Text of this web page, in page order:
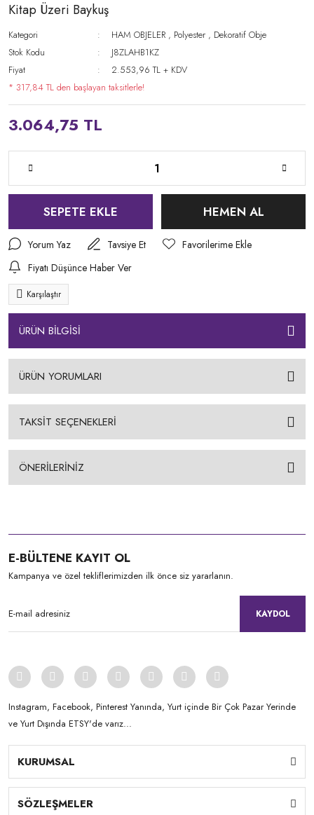
Kitap Üzeri Baykuş
Kategori HAM OBJELER , Polyester , Dekoratif Obje
Stok Kodu
J8ZLAHB1KZ
Fiyat
2.553,96 TL + KDV
* 317,84 TL den başlayan taksitlerle!
3.064,75 TL
SEPETE EKLE HEMEN AL
Yorum Yaz
Tavsiye Et
Fiyatı Düşünce Haber Ver
Karşılaştır
ÜRÜN BİLGİSİ
ÜRÜN YORUMLARI
TAKSİT SEÇENEKLERİ
ÖNERİLERİNİZ
E-BÜLTENE KAYIT OL
Kampanya ve özel tekliflerimizden ilk önce siz yararlanın.
KAYDOL
Instagram, Facebook, Pinterest Yanında, Yurt içinde Bir Çok Pazar Yerinde
ve Yurt Dışında ETSY'de varız...
KURUMSAL
SÖZLEŞMELER